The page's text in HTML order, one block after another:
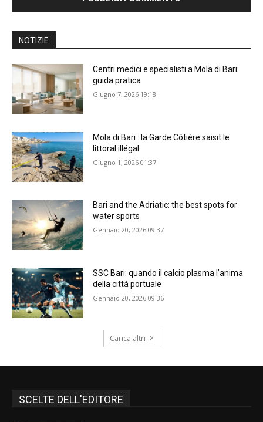
NOTIZIE
Centri medici e specialisti a Mola di Bari:
guida pratica
Giugno 7, 2026 19:18
Mola di Bari : la Garde Côtière saisit le
littoral illégal
Giugno 1, 2026 01:37
Bari and the Adriatic: the best spots for
water sports
Gennaio 20, 2026 09:37
SSC Bari: quando il calcio plasma l’anima
della città portuale
Gennaio 20, 2026 09:36
Carica altri
SCELTE DELL'EDITORE